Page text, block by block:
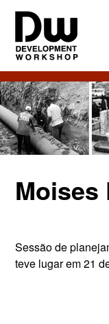
Skip
main
content
Skip
primary
sidebar
DW
Angola
Development
Workshop
Angola
Moises
Sessão de
teve lugarem 21